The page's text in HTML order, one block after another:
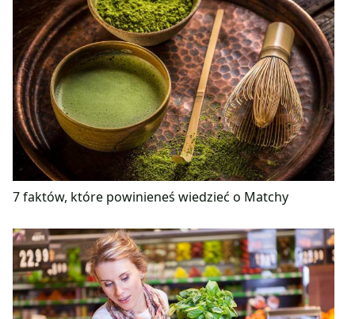
7 faktów, które powinieneś wiedzieć o Matchy